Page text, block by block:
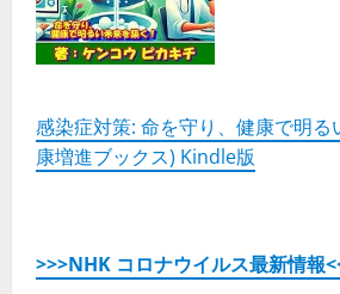
感染症対策: 命を守り、健康で明る
康増進ブックス) Kindle版
>>>NHK コロナウイルス最新情報